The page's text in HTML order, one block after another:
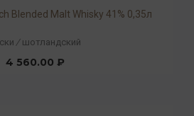
Blended Malt Whisky 41% 0,35л
/ шотландский
4 560.00 ₽